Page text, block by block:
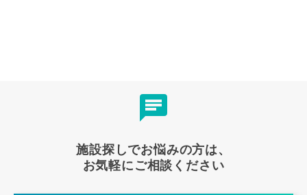
施設探しでお悩みの方は、
お気軽にご相談ください